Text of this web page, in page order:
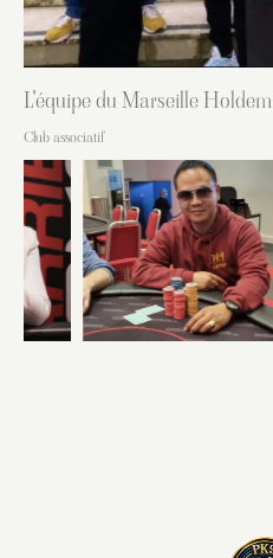
L'équipe du Marseille Holdem
Club associatif